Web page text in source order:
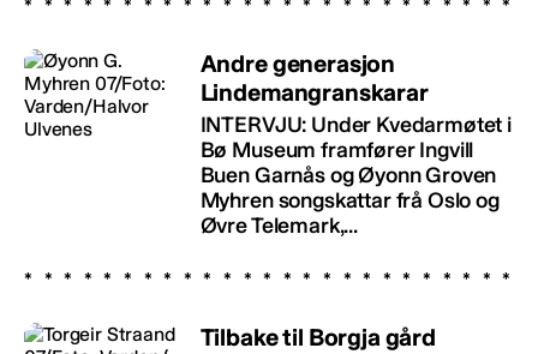
Andre generasjon
Lindemangranskarar
INTERVJU: Under Kvedarmøtet i
Bø Museum framfører Ingvill
Buen Garnås og Øyonn Groven
Myhren songskattar frå Oslo og
Øvre Telemark,...
Tilbake til Borgja gård